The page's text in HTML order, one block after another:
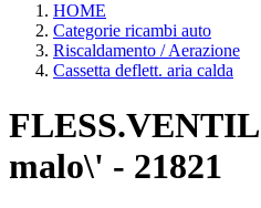
HOME
Categorie ricambi auto
Riscaldamento / Aerazione
Cassetta deflett. aria calda
malo\' - 21821